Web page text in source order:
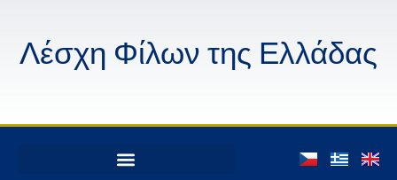
Λέσχη Φίλων της Ελλάδας